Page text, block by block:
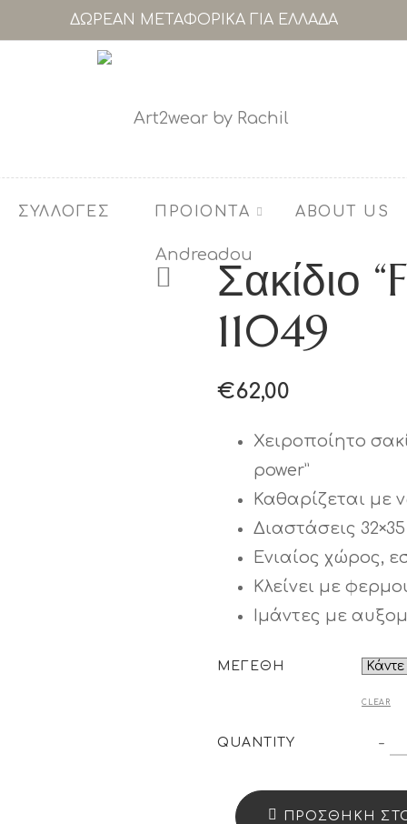
ΔΩΡΕΑΝ ΜΕΤΑΦΟΡΙΚΑ ΓΙΑ ΕΛΛΑΔΑ
ΣΥΛΛΟΓΕΣ ΠΡΟΙΟΝΤΑ ABOUT US
Σακίδιο
11049
€62,00
Χειροποίητο
power”
Καθαρίζεται με
Διαστάσεις 32×35
Ενιαίος χώρος,
Κλείνει με
Ιμάντες με
ΜΕΓΕΘΗ
CLEAR
QUANTITY -
ΠΡΟΣΘΉΚΗ